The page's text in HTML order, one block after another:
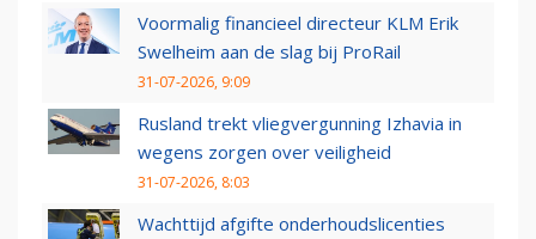
Voormalig financieel directeur KLM Erik
Swelheim aan de slag bij ProRail
31-07-2026, 9:09
Rusland trekt vliegvergunning Izhavia in
wegens zorgen over veiligheid
31-07-2026, 8:03
Wachttijd afgifte onderhoudslicenties